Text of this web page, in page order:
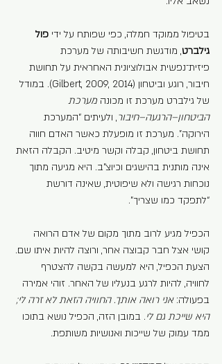
בטיפול ממוקד חמלה, כפי שפותח על ידי פול
גילברט, מודגשת חשיבותה של מערכת
פיזית־נפשית אבולוציונית האחראית על תחושת
חיבור, רוגע וביטחון (Gilbert, 2009, 2014). במודל
של גילברט מערכת זו מכונה מערכת
הביטחון–הרגעה–חיבור, ולעיתים “המערכת
הירוקה”. מערכת זו מופעלת כאשר האדם חווה
תחושת ביטחון, קבלה וקשר מיטיב. הקבלה הזאת
אינה מותנית בהישגים וכיוצ"ב. היא מגיעה מתוך
נוכחות רגישה ולא שיפוטית, שאינה דורשת
“לתפקד כמו שצריך”.
הכפיל מגיע לרוב מתוך מקום של אדם הרואה
קושי אצל חבר קבוצה אחר, ורוצה להיות איתו שם.
הצעת הכפיל, היא למעשה בקשה להצטרף
לחוויה, להיות לרגע בנעליו של האחר. זוהי אמירה
בפעולה: אני רואה אותך. החוויה הזאת לא זרה לי;
היא שייכת גם לי. במובן הזה, הכפיל נושא בתוכו
ממד עמוק של שייכות ואנושיות משותפת.